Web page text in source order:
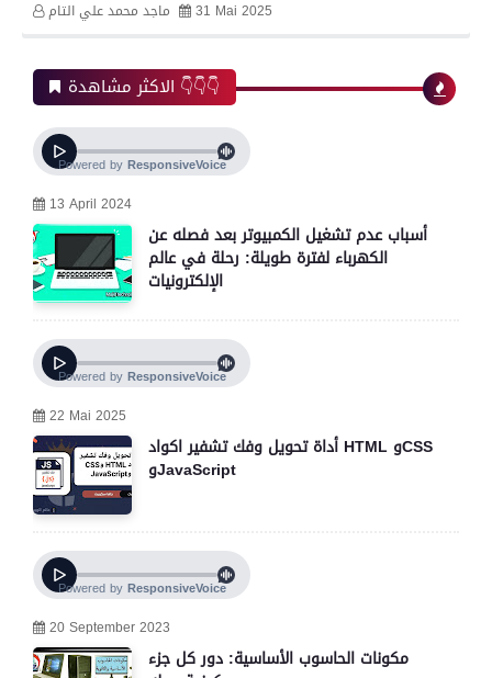
ماجد محمد علي التام
31 Mai 2025
الاكثر مشاهدة 👇👇👇
13 April 2024
أسباب عدم تشغيل الكمبيوتر بعد فصله عن
الكهرباء لفترة طويلة: رحلة في عالم
الإلكترونيات
22 Mai 2025
أداة تحويل وفك تشفير اكواد HTML وCSS
وJavaScript
20 September 2023
مكونات الحاسوب الأساسية: دور كل جزء